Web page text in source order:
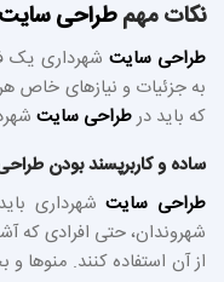
نکات مهمطراحی سایت
طراحی سایت شهرداری یک
به جزئیات و نیازهای خاص
که باید درطراحی سایت
ساده و کاربرپسند بودن
طراحی سایتشهرداری
شهروندان، حتی افرادی که
از آن استفاده کنند.